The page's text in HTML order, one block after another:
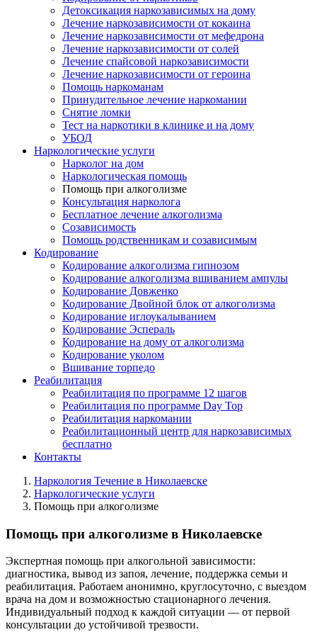
Детоксикация наркозависимых на дому
Лечение наркозависимости от кокаина
Лечение наркозависимости от мефедрона
Лечение наркозависимости от солей
Лечение спайсовой наркозависимости
Лечение наркозависимости от героина
Помощь наркоманам
Принудительное лечение наркомании
Снятие ломки
Тест на наркотики в клинике и на дому
УБОД
Наркологические услуги
Нарколог на дом
Наркологическая помощь
Помощь при алкоголизме
Консультация нарколога
Бесплатное лечение алкоголизма
Созависимость
Помощь родственникам и созависимым
Кодирование
Кодирование алкоголизма гипнозом
Кодирование алкоголизма вшиванием ампулы
Кодирование Довженко
Кодирование Двойной блок от алкоголизма
Кодирование иглоукалыванием
Кодирование Эспераль
Кодирование на дому от алкоголизма
Кодирование уколом
Вшивание торпедо
Реабилитация
Реабилитация по программе 12 шагов
Реабилитация по программе Day Top
Реабилитация наркомании
Реабилитационный центр для наркозависимых
бесплатно
Контакты
Наркология Течение в Николаевске
Наркологические услуги
Помощь при алкоголизме
Помощь при алкоголизме в Николаевске
Экспертная помощь при алкогольной зависимости:
диагностика, вывод из запоя, лечение, поддержка семьи и
реабилитация. Работаем анонимно, круглосуточно, с выездом
врача на дом и возможностью стационарного лечения.
Индивидуальный подход к каждой ситуации — от первой
консультации до устойчивой трезвости.